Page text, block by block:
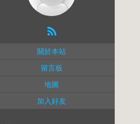
關於本站
留言板
地圖
加入好友